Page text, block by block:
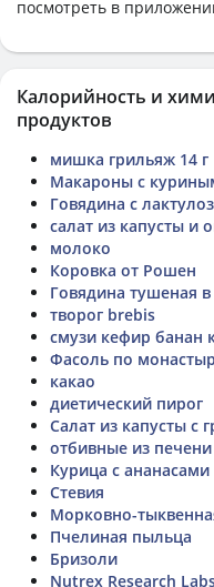
посмотреть в
Калорийность и
продуктов
мишка грильяж 14 г
Макароны с
Говядина с
салат из капусты и
молоко
Коровка от Рошен
Говядина тушеная
творог brebis
смузи кефир банан
Фасоль по
какао
диетический пирог
Салат из капусты с
отбивные из печени
Курица с ананасами
Стевия
Морковно-
Пчелиная пыльца
Бризоли
Nutrex Research